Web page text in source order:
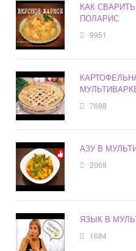
КАК
ПОЛАРИС
9951
7698
АЗУ В
2068
ЯЗЫК В
1684